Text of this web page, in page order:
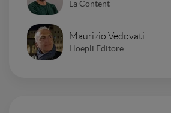
La Content
Maurizio Vedovati
Hoepli Editore